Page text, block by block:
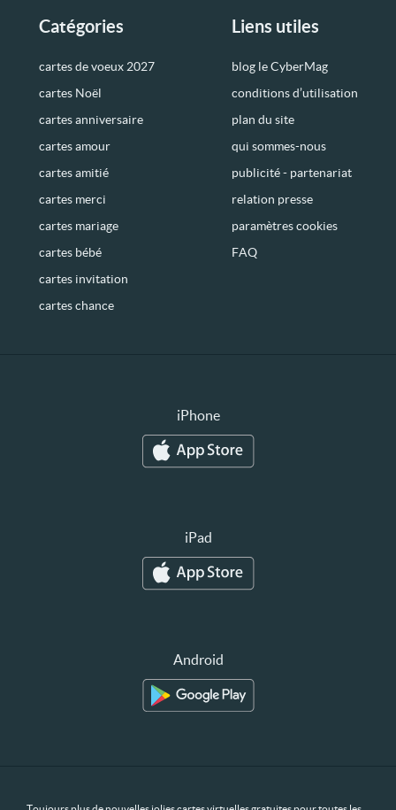
Catégories
cartes de voeux 2027
cartes Noël
cartes anniversaire
cartes amour
cartes amitié
cartes merci
cartes mariage
cartes bébé
cartes invitation
cartes chance
Liens utiles
blog le CyberMag
conditions d’utilisation
plan du site
qui sommes-nous
publicité - partenariat
relation presse
paramètres cookies
FAQ
iPhone
iPad
Android